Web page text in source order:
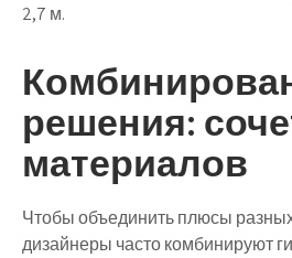
2,7 м.
решения:
материалов
Чтобы объединить плюсы
дизайнеры часто комбинируют